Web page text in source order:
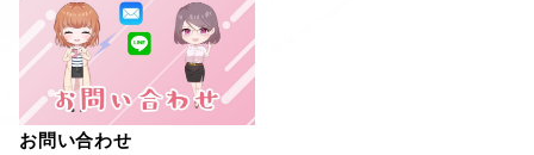
お問い合わせ